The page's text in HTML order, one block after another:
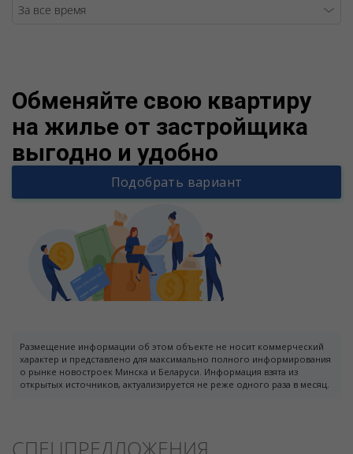
Обменяйте свою квартиру
на жилье от застройщика
выгодно и удобно
Подобрать вариант
Размещение информации об этом объекте не носит коммерческий
характер и представлено для максимально полного информирования
о рынке новостроек Минска и Беларуси. Информация взята из
открытых источников, актуализируется не реже одного раза в месяц.
СПЕЦПРЕДЛОЖЕНИЯ